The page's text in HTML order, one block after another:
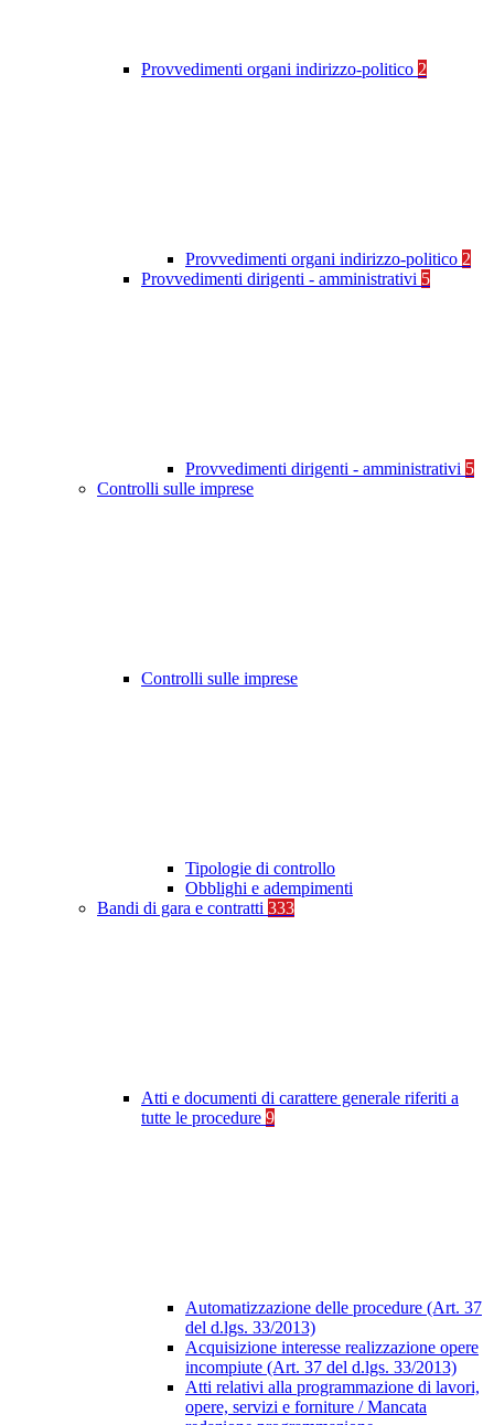
Provvedimenti organi indirizzo-politico 2
Provvedimenti organi indirizzo-politico 2
Provvedimenti dirigenti - amministrativi 5
Provvedimenti dirigenti - amministrativi 5
Controlli sulle imprese
Controlli sulle imprese
Tipologie di controllo
Obblighi e adempimenti
Bandi di gara e contratti 333
Atti e documenti di carattere generale riferiti a
tutte le procedure 9
Automatizzazione delle procedure (Art. 37
del d.lgs. 33/2013)
Acquisizione interesse realizzazione opere
incompiute (Art. 37 del d.lgs. 33/2013)
Atti relativi alla programmazione di lavori,
opere, servizi e forniture / Mancata